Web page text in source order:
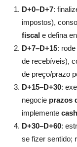
D+0–D+7:
impostos),
fiscal e defina
D+7–D+15: rode
de recebíveis),
de preço/prazo
D+15–D+30:
negocie prazos
implemente
D+30–D+60:
se fizer sentido;